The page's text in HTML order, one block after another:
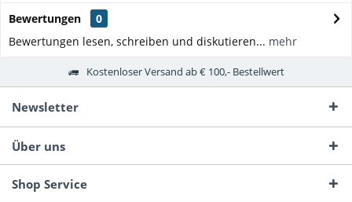
Bewertungen
0
Bewertungen lesen, schreiben und diskutieren... mehr
Kostenloser Versand ab € 100,- Bestellwert
Newsletter
Über uns
Shop Service